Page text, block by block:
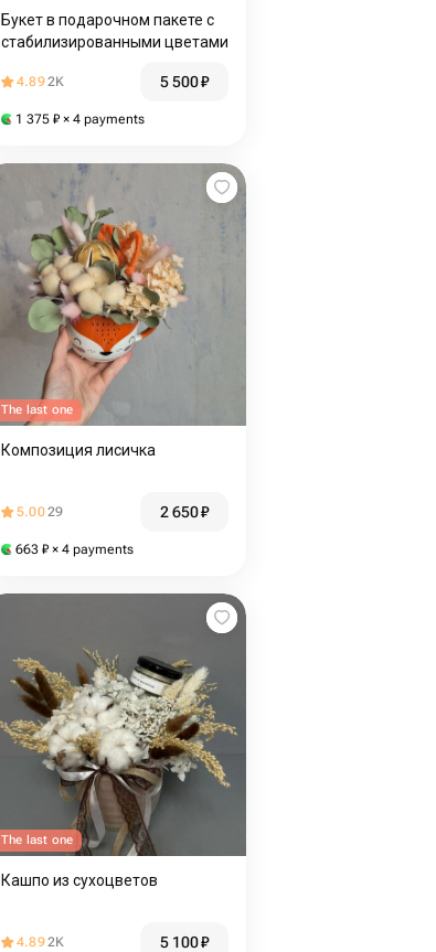
Букет в подарочном пакете с
стабилизированными цветами
4.892K 5 500₽
1 375 ₽ × 4 payments
The last one
Композиция лисичка
5.0029 2 650₽
663 ₽ × 4 payments
The last one
Кашпо из сухоцветов
4.892K 5 100₽